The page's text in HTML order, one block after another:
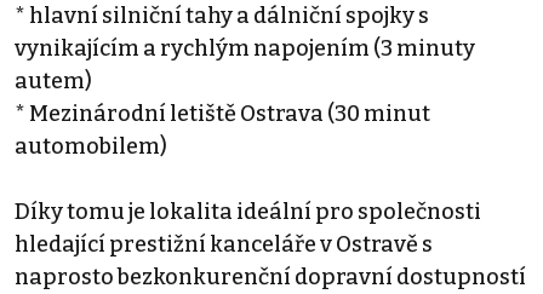
* hlavní silniční tahy a dálniční spojky s
vynikajícím a rychlým napojením (3 minuty
autem)
* Mezinárodní letiště Ostrava (30 minut
automobilem)
Díky tomu je lokalita ideální pro společnosti
hledající prestižní kanceláře v Ostravě s
naprosto bezkonkurenční dopravní dostupností